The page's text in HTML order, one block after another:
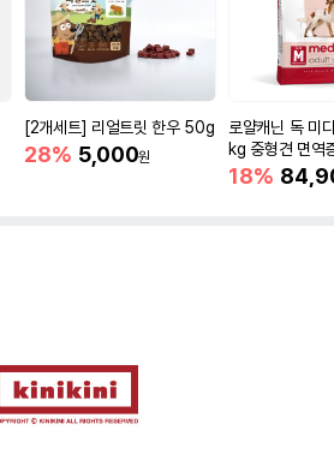
[2개세트] 리얼트릿 한우 50g
28% 5,000원
로얄캐닌 독 미
kg 중형견 면역
18%